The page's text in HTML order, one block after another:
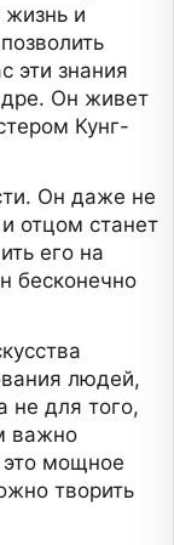
жизнь и
эти знания
Он живет
Кунг-
Он даже не
отцом станет
его на
бесконечно
людей,
не для того,
важно
это мощное
творить